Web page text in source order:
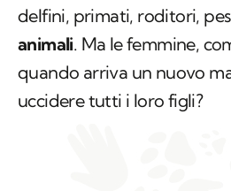
delfini, primati, roditori,
animali. Ma le femmine,
quando arriva un nuovo
uccidere tutti i loro figli?